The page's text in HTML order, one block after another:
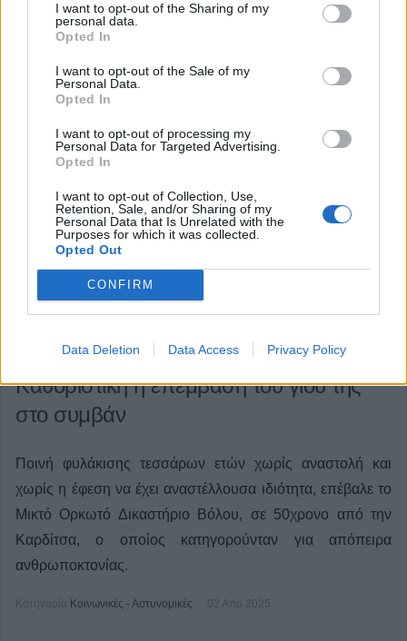
I want to opt-out of the Sharing of my
personal data.
Opted In
I want to opt-out of the Sale of my
Personal Data.
Opted In
I want to opt-out of processing my
Personal Data for Targeted Advertising.
Opted In
I want to opt-out of Collection, Use,
Retention, Sale, and/or Sharing of my
Personal Data that Is Unrelated with the
Purposes for which it was collected.
Opted Out
CONFIRM
Data Deletion Data Access Privacy Policy
σωματικές βλάβες στη σύντροφό του -
Καθοριστική η επέμβαση του γιου της
στο συμβάν
Ποινή φυλάκισης τεσσάρων ετών χωρίς αναστολή και
χωρίς η έφεση να έχει αναστέλλουσα ιδιότητα, επέβαλε το
Μικτό Ορκωτό Δικαστήριο Βόλου, σε 50χρονο από την
Καρδίτσα, ο οποίος κατηγορούνταν για απόπειρα
ανθρωποκτονίας.
Κατηγορία Κοινωνικές - Αστυνομικές 02 Απρ 2025